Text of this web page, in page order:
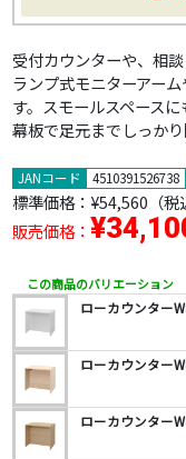
受付カウンターや、相
ランプ式モニターアー
す。スモールスペース
幕板で足元までしっか
JANコード 4510391526738
標準価格： ¥54,560 （税
販売価格：
この商品のバリエーション
ローカウンター
ローカウンター
ローカウンター